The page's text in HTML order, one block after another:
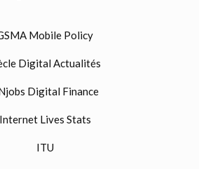
Mobile Policy
Digital Actualités
Digital Finance
Internet Lives Stats
ITU